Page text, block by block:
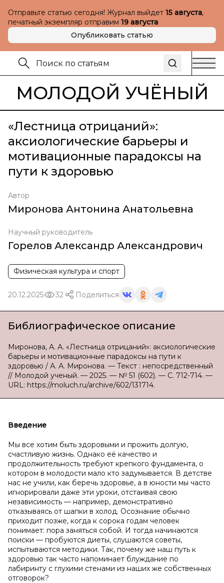
Отправьте статью сегодня! Журнал выйдет 15 августа,
печатный экземпляр отправим 19 августа
Опубликовать статью
МОЛОДОЙ УЧЁНЫЙ
«Лестница отрицаний»:
аксиологические барьеры и
мотивационные парадоксы на
пути к здоровью
Автор
Миронова Антонина Анатольевна
Научный руководитель
Горелов Александр Александрович
Физическая культура и спорт
20.12.2025 32 Поделиться
Библиографическое описание
Миронова, А. А. «Лестница отрицаний»: аксиологические
барьеры и мотивационные парадоксы на пути к
здоровью / А. А. Миронова. — Текст : непосредственный
// Молодой ученый. — 2025. — № 51 (602). — С. 712-714. —
URL: https://moluch.ru/archive/602/131714.
Введение
Мы все хотим быть здоровыми и прожить долгую,
счастливую жизнь. Однако её качество и
продолжительность требуют крепкого фундамента, о
котором в молодости мало кто задумывается. В детстве
нас не учили, как беречь здоровье, а в юности мы часто
игнорировали даже эти уроки, отстаивая свою
независимость — например, демонстративно
отказываясь от шапки в холод. Осознание обычно
приходит позже, когда к сорока годам человек
понимает: пора заняться собой. И тогда начинаются
поиски — пробуются диеты, слушаются советы,
испытываются методики. Так, почему же наш путь к
здоровью так часто напоминает блуждание по
лабиринту с глухими стенами из наших же собственных
отговорок?